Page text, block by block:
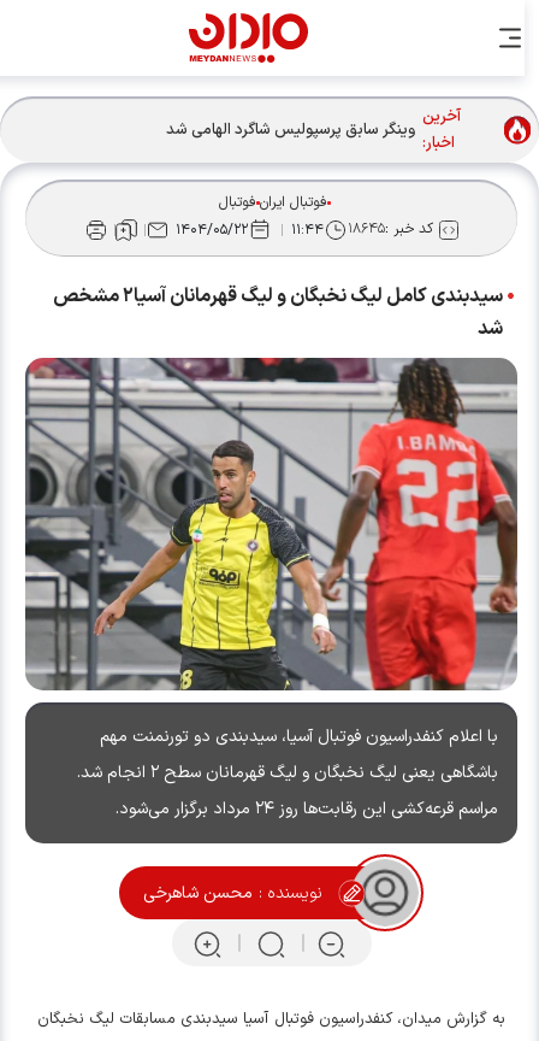
آخرین
اخبار:
وینگر سابق پرسپولیس شاگرد الهامی شد
فوتبال ایرانفوتبال
کد خبر :۱۸۶۴۵ ۱۱:۴۴ ۱۴۰۴/۰۵/۲۲
سیدبندی کامل لیگ نخبگان و لیگ قهرمانان آسیا۲ مشخص
شد
با اعلام کنفدراسیون فوتبال آسیا، سیدبندی دو تورنمنت مهم
باشگاهی یعنی لیگ نخبگان و لیگ قهرمانان سطح ۲ انجام شد.
مراسم قرعه‌کشی این رقابت‌ها روز ۲۴ مرداد برگزار می‌شود.
نویسنده : محسن شاهرخی
به گزارش میدان، کنفدراسیون فوتبال آسیا سیدبندی مسابقات لیگ نخبگان